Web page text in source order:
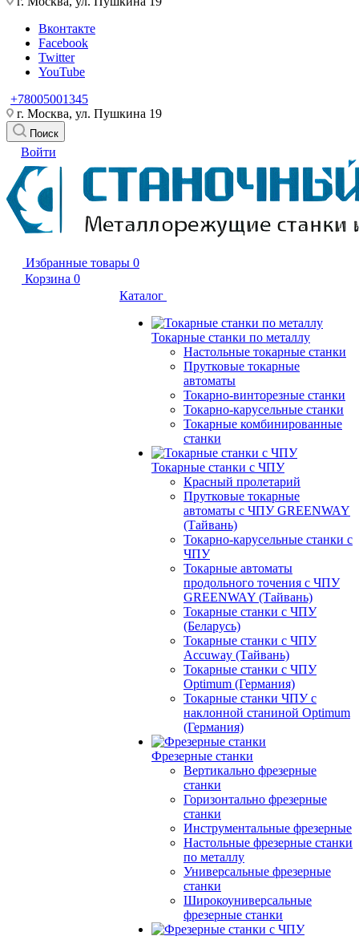
Вконтакте
Facebook
Twitter
YouTube
+78005001345
г. Москва, ул. Пушкина 19
Поиск
Войти
Избранные товары 0
Корзина 0
Каталог
Токарные станки по металлу
Настольные токарные станки
Прутковые токарные
автоматы
Токарно-винторезные станки
Токарно-карусельные станки
Токарные комбинированные
станки
Токарные станки с ЧПУ
Красный пролетарий
Прутковые токарные
автоматы с ЧПУ GREENWAY
(Тайвань)
Токарно-карусельные станки с
ЧПУ
Токарные автоматы
продольного точения с ЧПУ
GREENWAY (Тайвань)
Токарные станки с ЧПУ
(Беларусь)
Токарные станки с ЧПУ
Accuway (Тайвань)
Токарные станки с ЧПУ
Optimum (Германия)
Токарные станки ЧПУ с
наклонной станиной Optimum
(Германия)
Фрезерные станки
Вертикально фрезерные
станки
Горизонтально фрезерные
станки
Инструментальные фрезерные
Настольные фрезерные станки
по металлу
Универсальные фрезерные
станки
Широкоуниверсальные
фрезерные станки